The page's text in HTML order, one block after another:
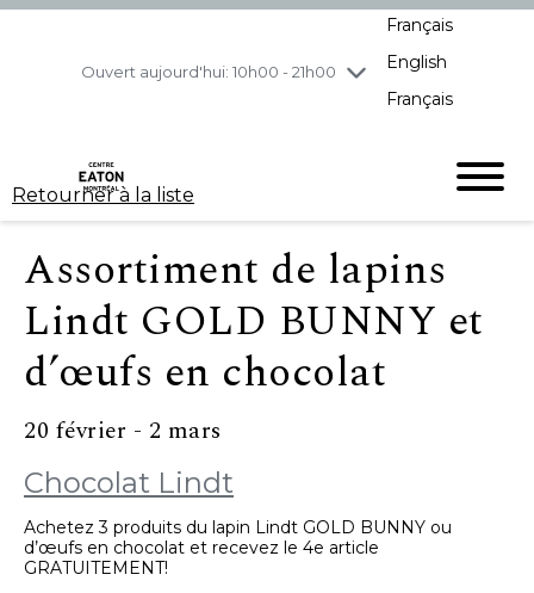
Ouvert aujourd'hui: 10h00 - 21h00
vendredi7/31
10h00 - 21h00
Français
English
Français
Retourner à la liste
Assortiment de lapins
Lindt GOLD BUNNY et
d’œufs en chocolat
20 février - 2 mars
Chocolat Lindt
Achetez 3 produits du lapin Lindt GOLD BUNNY ou
d’œufs en chocolat et recevez le 4e article
GRATUITEMENT!